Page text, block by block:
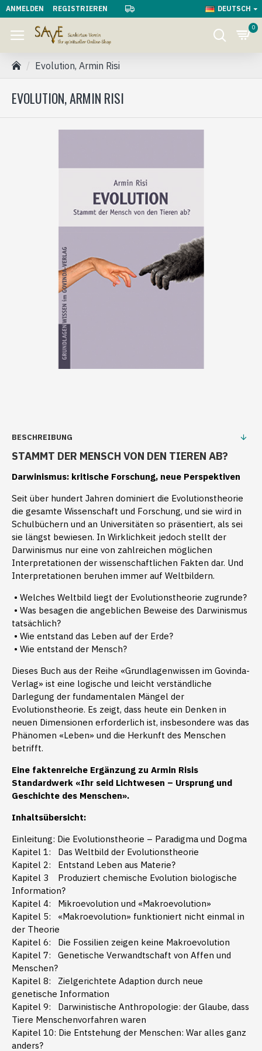
ANMELDEN REGISTRIEREN DEUTSCH
0
Evolution, Armin Risi
EVOLUTION, ARMIN RISI
BESCHREIBUNG
STAMMT DER MENSCH VON DEN TIEREN AB?
Darwinismus: kritische Forschung, neue Perspektiven
Seit über hundert Jahren dominiert die Evolutionstheorie
die gesamte Wissenschaft und Forschung, und sie wird in
Schulbüchern und an Universitäten so präsentiert, als sei
sie längst bewiesen. In Wirklichkeit jedoch stellt der
Darwinismus nur eine von zahlreichen möglichen
Interpretationen der wissenschaftlichen Fakten dar. Und
Interpretationen beruhen immer auf Weltbildern.
• Welches Weltbild liegt der Evolutionstheorie zugrunde?
• Was besagen die angeblichen Beweise des Darwinismus
tatsächlich?
• Wie entstand das Leben auf der Erde?
• Wie entstand der Mensch?
Dieses Buch aus der Reihe «Grundlagenwissen im Govinda-
Verlag» ist eine logische und leicht verständliche
Darlegung der fundamentalen Mängel der
Evolutionstheorie. Es zeigt, dass heute ein Denken in
neuen Dimensionen erforderlich ist, insbesondere was das
Phänomen «Leben» und die Herkunft des Menschen
betrifft.
Eine faktenreiche Ergänzung zu Armin Risis
Standardwerk «Ihr seid Lichtwesen – Ursprung und
Geschichte des Menschen».
Inhaltsübersicht:
Einleitung: Die Evolutionstheorie – Paradigma und Dogma
Kapitel 1: Das Weltbild der Evolutionstheorie
Kapitel 2: Entstand Leben aus Materie?
Kapitel 3 Produziert chemische Evolution biologische
Information?
Kapitel 4: Mikroevolution und «Makroevolution»
Kapitel 5: «Makroevolution» funktioniert nicht einmal in
der Theorie
Kapitel 6: Die Fossilien zeigen keine Makroevolution
Kapitel 7: Genetische Verwandtschaft von Affen und
Menschen?
Kapitel 8: Zielgerichtete Adaption durch neue
genetische Information
Kapitel 9: Darwinistische Anthropologie: der Glaube, dass
Tiere Menschenvorfahren waren
Kapitel 10: Die Entstehung der Menschen: War alles ganz
anders?